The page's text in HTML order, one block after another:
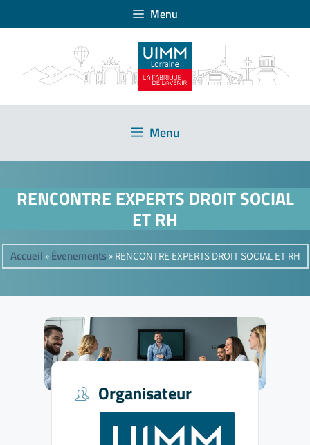
Menu
Menu
RENCONTRE EXPERTS DROIT SOCIAL
ET RH
Accueil » Évenements» RENCONTRE EXPERTS DROIT SOCIAL ET RH
Organisateur